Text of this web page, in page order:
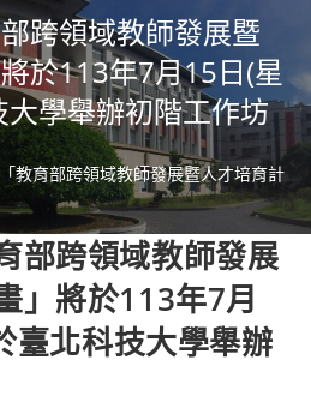
跨領域教師發展暨
於113年7月15日(星
學舉辦初階工作坊
「教育部跨領域教師發展暨人才培育計
部跨領域教師發展
」將於113年7月
臺北科技大學舉辦